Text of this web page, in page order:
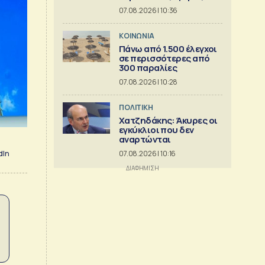
07.08.2026 | 10:36
ΚΟΙΝΩΝΙΑ
Πάνω από 1.500 έλεγχοι
σε περισσότερες από
300 παραλίες
07.08.2026 | 10:28
ΠΟΛΙΤΙΚΗ
Χατζηδάκης: Άκυρες οι
εγκύκλιοι που δεν
αναρτώνται
07.08.2026 | 10:16